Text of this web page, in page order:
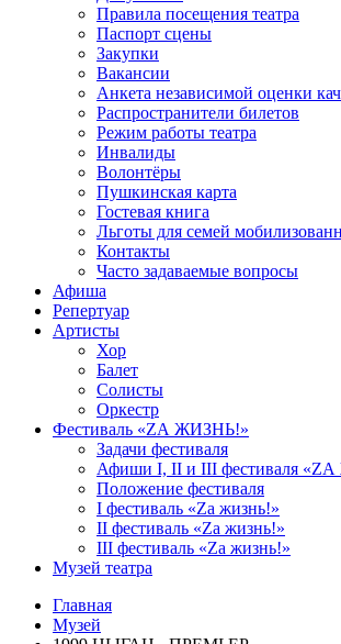
Правила посещения театра
Паспорт сцены
Закупки
Вакансии
Анкета независимой оценки
Распространители билетов
Режим работы театра
Инвалиды
Волонтёры
Пушкинская карта
Гостевая книга
Льготы для семей
Контакты
Часто задаваемые вопросы
Афиша
Репертуар
Артисты
Хор
Балет
Солисты
Оркестр
Фестиваль «ZА ЖИЗНЬ!»
Задачи фестиваля
Афиши I, II и III фестиваля
Положение фестиваля
I фестиваль «Zа жизнь!»
II фестиваль «Zа жизнь!»
III фестиваль «Zа жизнь!»
Музей театра
Главная
Музей